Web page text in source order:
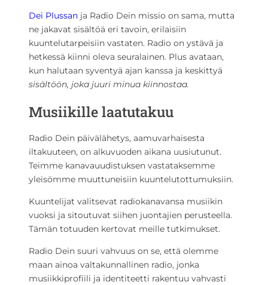
Dei Plussan ja Radio Dein missio on sama, mutta
ne jakavat sisältöä eri tavoin, erilaisiin
kuuntelutarpeisiin vastaten. Radio on ystävä ja
hetkessä kiinni oleva seuralainen. Plus avataan,
kun halutaan syventyä ajan kanssa ja keskittyä
sisältöön, joka juuri minua kiinnostaa.
Musiikille laatutakuu
Radio Dein päivälähetys, aamuvarhaisesta
iltakuuteen, on alkuvuoden aikana uusiutunut.
Teimme kanavauudistuksen vastataksemme
yleisömme muuttuneisiin kuuntelutottumuksiin.
Kuuntelijat valitsevat radiokanavansa musiikin
vuoksi ja sitoutuvat siihen juontajien perusteella.
Tämän totuuden kertovat meille tutkimukset.
Radio Dein suuri vahvuus on se, että olemme
maan ainoa valtakunnallinen radio, jonka
musiikkiprofiili ja identiteetti rakentuu vahvasti